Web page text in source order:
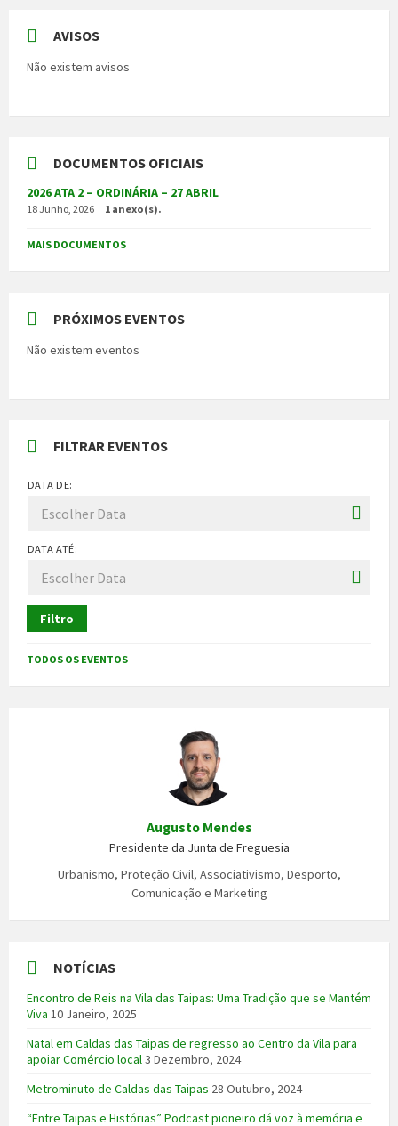
AVISOS
Não existem avisos
DOCUMENTOS OFICIAIS
2026 ATA 2 – ORDINÁRIA – 27 ABRIL
18 Junho, 2026 1 anexo(s).
MAIS DOCUMENTOS
PRÓXIMOS EVENTOS
Não existem eventos
FILTRAR EVENTOS
DATA DE:
DATA ATÉ:
Filtro
TODOS OS EVENTOS
Augusto Mendes
Presidente da Junta de Freguesia
Urbanismo, Proteção Civil, Associativismo, Desporto,
Comunicação e Marketing
NOTÍCIAS
Encontro de Reis na Vila das Taipas: Uma Tradição que se Mantém
Viva 10 Janeiro, 2025
Natal em Caldas das Taipas de regresso ao Centro da Vila para
apoiar Comércio local3 Dezembro, 2024
Metrominuto de Caldas das Taipas 28 Outubro, 2024
“Entre Taipas e Histórias” Podcast pioneiro dá voz à memória e